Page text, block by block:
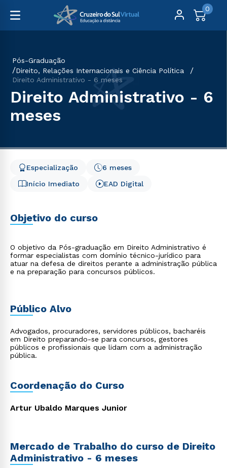
0
Pós-Graduação
Direito, Relações Internacionais e Ciência Política
Direito Administrativo - 6 meses
Direito Administrativo - 6
meses
Início Imediato
6 meses
Especialização
EAD Digital
Objetivo do curso
O objetivo da Pós-graduação em Direito Administrativo é
formar especialistas com domínio técnico-jurídico para
atuar na defesa de direitos perante a administração pública
e na preparação para concursos públicos.
Público Alvo
Advogados, procuradores, servidores públicos, bacharéis
em Direito preparando-se para concursos, gestores
públicos e profissionais que lidam com a administração
pública.
Coordenação do Curso
Artur Ubaldo Marques Junior
Mercado de Trabalho do curso de Direito
Administrativo - 6 meses